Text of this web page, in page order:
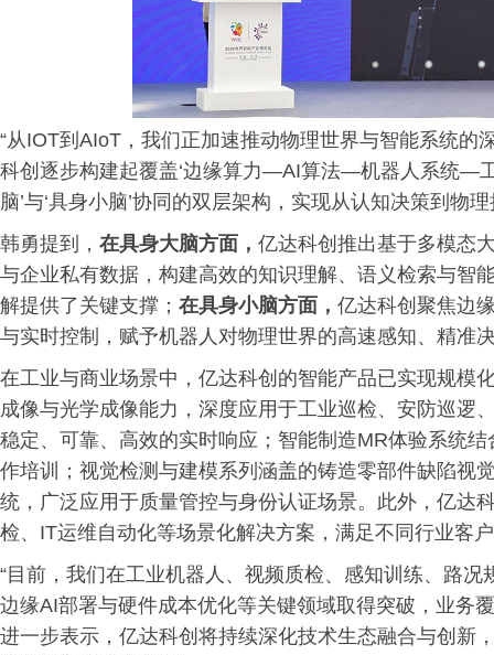
“从IOT到AIoT，我们正加速推动物理世界与智能系统
科创逐步构建起覆盖‘边缘算力—AI算法—机器人系统—
脑’与‘具身小脑’协同的双层架构，实现从认知决策到物
韩勇提到， 在具身大脑方面， 亿达科创推出基于多模态
与企业私有数据，构建高效的知识理解、语义检索与智
解提供了关键支撑； 在具身小脑方面， 亿达科创聚焦边
与实时控制，赋予机器人对物理世界的高速感知、精准
在工业与商业场景中，亿达科创的智能产品已实现规模
成像与光学成像能力，深度应用于工业巡检、安防巡逻
稳定、可靠、高效的实时响应；智能制造MR体验系统
作培训；视觉检测与建模系列涵盖的铸造零部件缺陷视
统，广泛应用于质量管控与身份认证场景。此外，亿达
检、IT运维自动化等场景化解决方案，满足不同行业客
“目前，我们在工业机器人、视频质检、感知训练、路
边缘AI部署与硬件成本优化等关键领域取得突破，业务
进一步表示，亿达科创将持续深化技术生态融合与创新